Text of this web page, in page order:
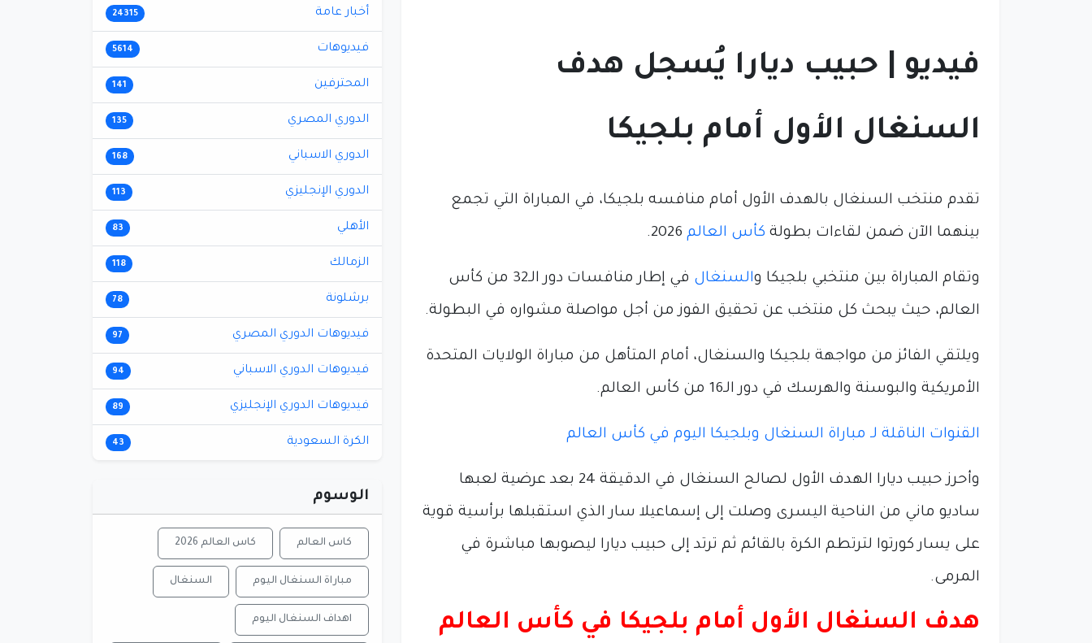
فيديو | حبيب ديارا يُسجل هدف
السنغال الأول أمام بلجيكا
تقدم منتخب السنغال بالهدف الأول أمام منافسه بلجيكا، في المباراة التي تجمع
بينهما الآن ضمن لقاءات بطولة كأس العالم
وتقام المباراة بين منتخبي بلجيكا والسنغال
في إطار منافسات دور الـ32 من كأس
العالم، حيث يبحث كل منتخب عن تحقيق الفوز من أجل مواصلة مشواره في البطولة.
ويلتقي الفائز من مواجهة بلجيكا والسنغال، أمام المتأهل من مباراة الولايات المتحدة
الأمريكية والبوسنة والهرسك في دور الـ16 من كأس العالم.
القنوات الناقلة لـ مباراة السنغال وبلجيكا اليوم في كأس العالم
وأحرز حبيب ديارا الهدف الأول لصالح السنغال في الدقيقة 24 بعد عرضية لعبها
ساديو ماني من الناحية اليسرى وصلت إلى إسماعيلا سار الذي استقبلها برأسية قوية
على يسار كورتوا لترتطم الكرة بالقائم ثم ترتد إلى حبيب ديارا ليصوبها مباشرة في
المرمى.
هدف السنغال الأول أمام بلجيكا في كأس العالم
أخبار عامة 24315
فيديوهات 5614
المحترفين 141
الدوري المصري 135
الدوري الاسباني 168
الدوري الإنجليزي 113
الأهلي 83
الزمالك 118
برشلونة 78
فيديوهات الدوري المصري 97
فيديوهات الدوري الاسباني 94
فيديوهات الدوري الإنجليزي 89
الكرة السعودية 43
الوسوم
كاس العالم كاس العالم 2026
مباراة السنغال اليوم السنغال
اهداف السنغال اليوم